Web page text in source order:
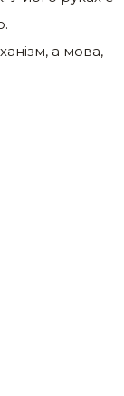
а мова,